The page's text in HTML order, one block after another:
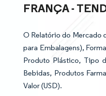
FRANÇA -
O Relatório do Mercado
para Embalagens),
Produto Plástico, Tipo
Bebidas, Produtos
Valor (USD).